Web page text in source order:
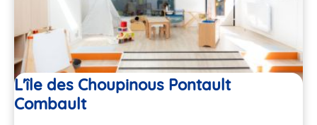
L'île des Choupinous Pontault
Combault